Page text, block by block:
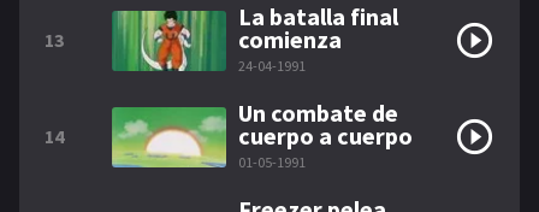
13
La batalla final
comienza
24-04-1991
14
Un combate de
cuerpo a cuerpo
01-05-1991